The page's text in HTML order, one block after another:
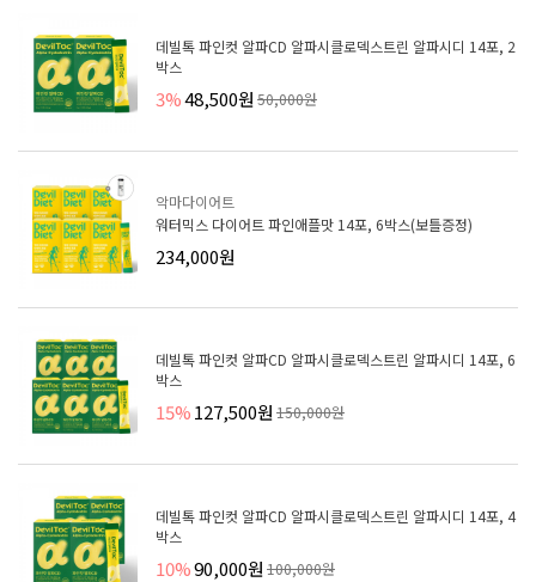
데빌톡 파인컷 알파CD 알파시클로덱스트린 알파시디 14포, 2
박스
3%48,500원 50,000원
악마다이어트
워터믹스 다이어트 파인애플맛 14포, 6박스(보틀증정)
234,000원
데빌톡 파인컷 알파CD 알파시클로덱스트린 알파시디 14포, 6
박스
15%127,500원 150,000원
데빌톡 파인컷 알파CD 알파시클로덱스트린 알파시디 14포, 4
박스
10%90,000원 100,000원